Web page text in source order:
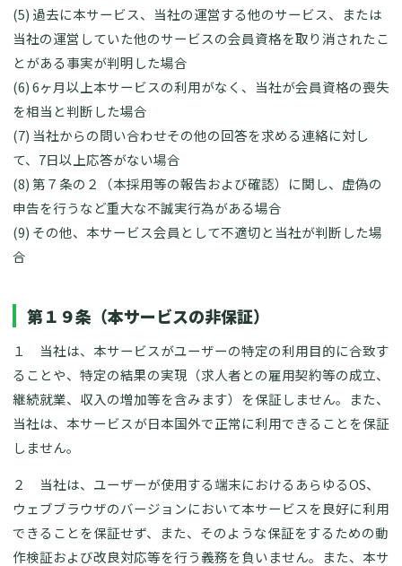
(5) 過去に本サービス、当社の運営する他のサービス、または
当社の運営していた他のサービスの会員資格を取り消されたこ
とがある事実が判明した場合
(6) 6ヶ月以上本サービスの利用がなく、当社が会員資格の喪失
を相当と判断した場合
(7) 当社からの問い合わせその他の回答を求める連絡に対し
て、7日以上応答がない場合
(8) 第７条の２（本採用等の報告および確認）に関し、虚偽の
申告を行うなど重大な不誠実行為がある場合
(9) その他、本サービス会員として不適切と当社が判断した場
合
第１９条（本サービスの非保証）
１ 当社は、本サービスがユーザーの特定の利用目的に合致す
ることや、特定の結果の実現（求人者との雇用契約等の成立、
継続就業、収入の増加等を含みます）を保証しません。また、
当社は、本サービスが日本国外で正常に利用できることを保証
しません。
２ 当社は、ユーザーが使用する端末におけるあらゆるOS、
ウェブブラウザのバージョンにおいて本サービスを良好に利用
できることを保証せず、また、そのような保証をするための動
作検証および改良対応等を行う義務を負いません。また、本サ